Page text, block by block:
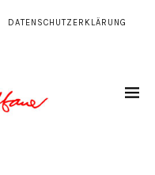
DATENSCHUTZERKLÄRUNG